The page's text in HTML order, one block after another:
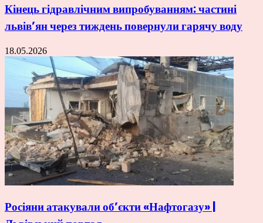
Кінець гідравлічним випробуванням: частині
львів’ян через тиждень повернули гарячу воду
18.05.2026
Росіяни атакували об’єкти «Нафтогазу» |